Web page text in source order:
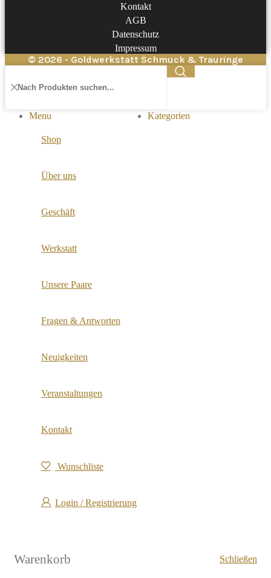
Kontakt
AGB
Datenschutz
Impressum
© 2026 - Goldwerkstatt Schmuck & Trauringe
Menu Kategorien
Shop
Über uns
Geschäft
Werkstatt
Unsere Paare
Fragen & Antworten
Neuigkeiten
Veranstaltungen
Kontakt
Wunschliste
Login / Registrierung
Warenkorb Schließen